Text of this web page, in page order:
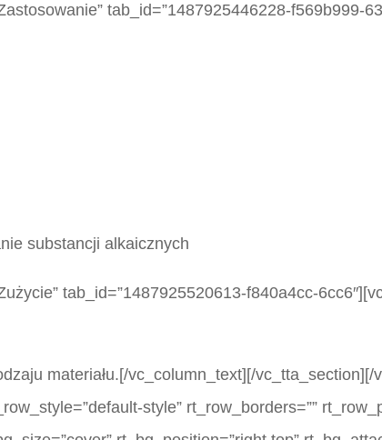
tab_id=”1487925446228-f569b999-
substancji alkaicznych
tab_id=”1487925520613-f840a4cc-
materiału.[/vc_column_text][/vc_tta_section][/
style” rt_row_borders=””